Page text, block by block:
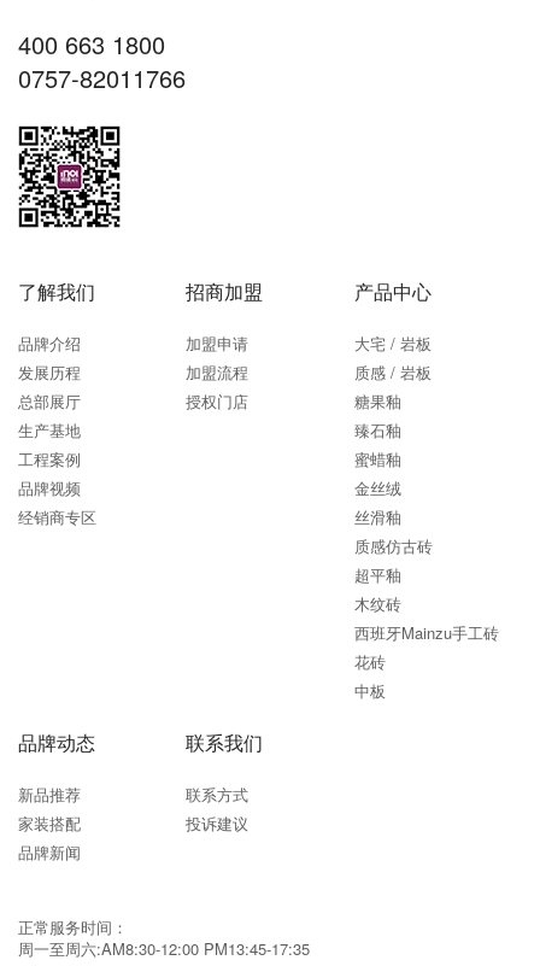
400 663 1800
0757-82011766
了解我们
品牌介绍
发展历程
总部展厅
生产基地
工程案例
品牌视频
经销商专区
招商加盟
加盟申请
加盟流程
授权门店
产品中心
大宅 / 岩板
质感 / 岩板
糖果釉
臻石釉
蜜蜡釉
金丝绒
丝滑釉
质感仿古砖
超平釉
木纹砖
西班牙Mainzu手工砖
花砖
中板
品牌动态
新品推荐
家装搭配
品牌新闻
联系我们
联系方式
投诉建议
正常服务时间：
周一至周六:AM8:30-12:00 PM13:45-17:35